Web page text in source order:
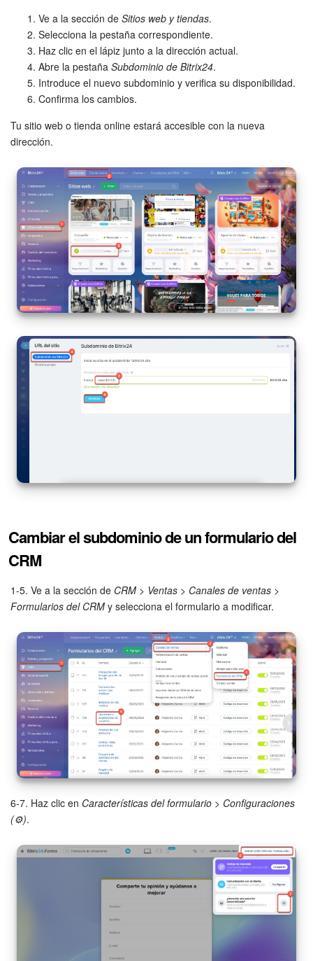
Bitrix24 Market
Sitios web
Tienda Online
CRM + Online store
Empleados
Base de conocimientos
Firma electrónica
Firma electrónica para RR. HH.
Automatización
Flujos de trabajo
Marketing
Configuraciones de la cuenta
Bitrix24 Messenger
Preguntas generales
Actualización de los artículos (archivo)
EMPEZAR GRATIS
INICIAR SESIÓN
Ve a la sección de Sitios web y tiendas.
Selecciona la pestaña correspondiente.
Haz clic en el lápiz junto a la dirección actual.
Abre la pestaña Subdominio de Bitrix24.
Introduce el nuevo subdominio y verifica su disponibilidad.
Confirma los cambios.
Tu sitio web o tienda online estará accesible con la nueva
dirección.
Cambiar el subdominio de un formulario del
CRM
1-5. Ve a la sección de CRM > Ventas > Canales de ventas >
Formularios del CRM y selecciona el formulario a modificar.
6-7. Haz clic en Características del formulario > Configuraciones
(⚙️).